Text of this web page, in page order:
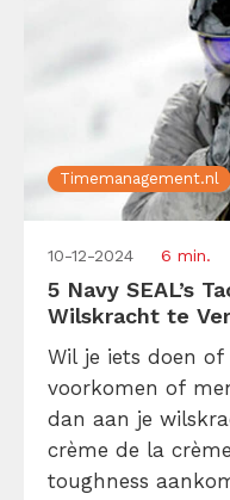
Timemanagement.nl
10-12-2024 6 min.
5 Navy SEAL’s
Wilskracht te
Wil je iets doen
voorkomen of
dan aan je
crème de la
toughness